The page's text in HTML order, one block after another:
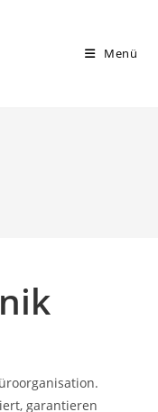
Menü
garantieren